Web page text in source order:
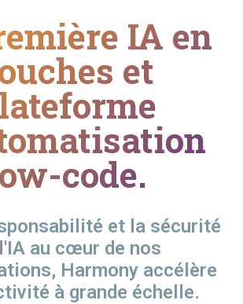
IA en
et
code.
et la sécurité
au cœur de nos
Harmony accélère
à grande échelle.